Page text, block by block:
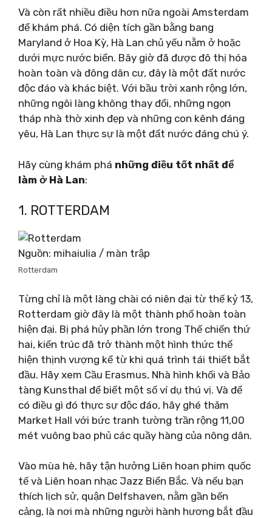
Và còn rất nhiều điều hơn nữa ngoài Amsterdam
để khám phá. Có diện tích gần bằng bang
Maryland ở Hoa Kỳ, Hà Lan chủ yếu nằm ở hoặc
dưới mực nước biển. Bây giờ đã được đô thị hóa
hoàn toàn và đông dân cư, đây là một đất nước
độc đáo và khác biệt. Với bầu trời xanh rộng lớn,
những ngôi làng không thay đổi, những ngọn
tháp nhà thờ xinh đẹp và những con kênh đáng
yêu, Hà Lan thực sự là một đất nước đáng chú ý.
Hãy cùng khám phá những điều tốt nhất để
làm ở Hà Lan:
1. ROTTERDAM
Nguồn: mihaiulia / màn trập
Rotterdam
Từng chỉ là một làng chài có niên đại từ thế kỷ 13,
Rotterdam giờ đây là một thành phố hoàn toàn
hiện đại. Bị phá hủy phần lớn trong Thế chiến thứ
hai, kiến ​​trúc đã trở thành một hình thức thể
hiện thịnh vượng kể từ khi quá trình tái thiết bắt
đầu. Hãy xem Cầu Erasmus, Nhà hình khối và Bảo
tàng Kunsthal để biết một số ví dụ thú vị. Và để
có điều gì đó thực sự độc đáo, hãy ghé thăm
Market Hall với bức tranh tường trần rộng 11,00
mét vuông bao phủ các quầy hàng của nông dân.
Vào mùa hè, hãy tận hưởng Liên hoan phim quốc
tế và Liên hoan nhạc Jazz Biển Bắc. Và nếu bạn
thích lịch sử, quận Delfshaven, nằm gần bến
cảng, là nơi mà những người hành hương bắt đầu